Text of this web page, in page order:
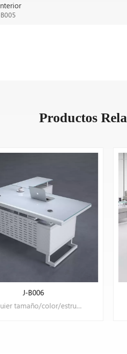
Productos
J-B006
Cualquier tamaño/color/estructura puede ser OEM.